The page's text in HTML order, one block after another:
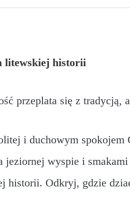
litewskiej historii
przeplata się z tradycją,
i duchowym spokojem
jeziornej wyspie i
Odkryj, gdzie